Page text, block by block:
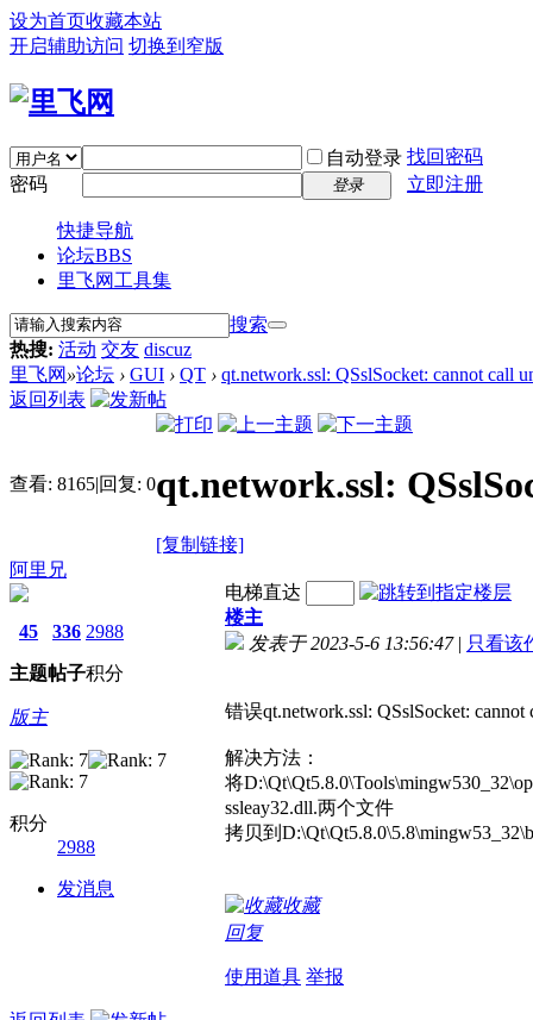
设为首页收藏本站
开启辅助访问 切换到窄版
自动登录 找回密码
密码
登录 立即注册
快捷导航
论坛BBS
里飞网工具集
搜索
热搜: 活动 交友 discuz
里飞网 »论坛 › GUI › QT › qt.network.ssl: QSslSocket: cannot call
返回列表
查看: 8165|回复: 0qt.network.ssl:
[复制链接]
阿里兄
45
主题
336
帖子
2988
积分
版主
积分
2988
发消息
电梯直达
楼主
发表于 2023-5-6 13:56:47 | 只看该
错误qt.network.ssl: QSslSocket:
解决方法：
将
ssleay32.dll.两个文件
拷贝到
收藏
回复
使用道具 举报